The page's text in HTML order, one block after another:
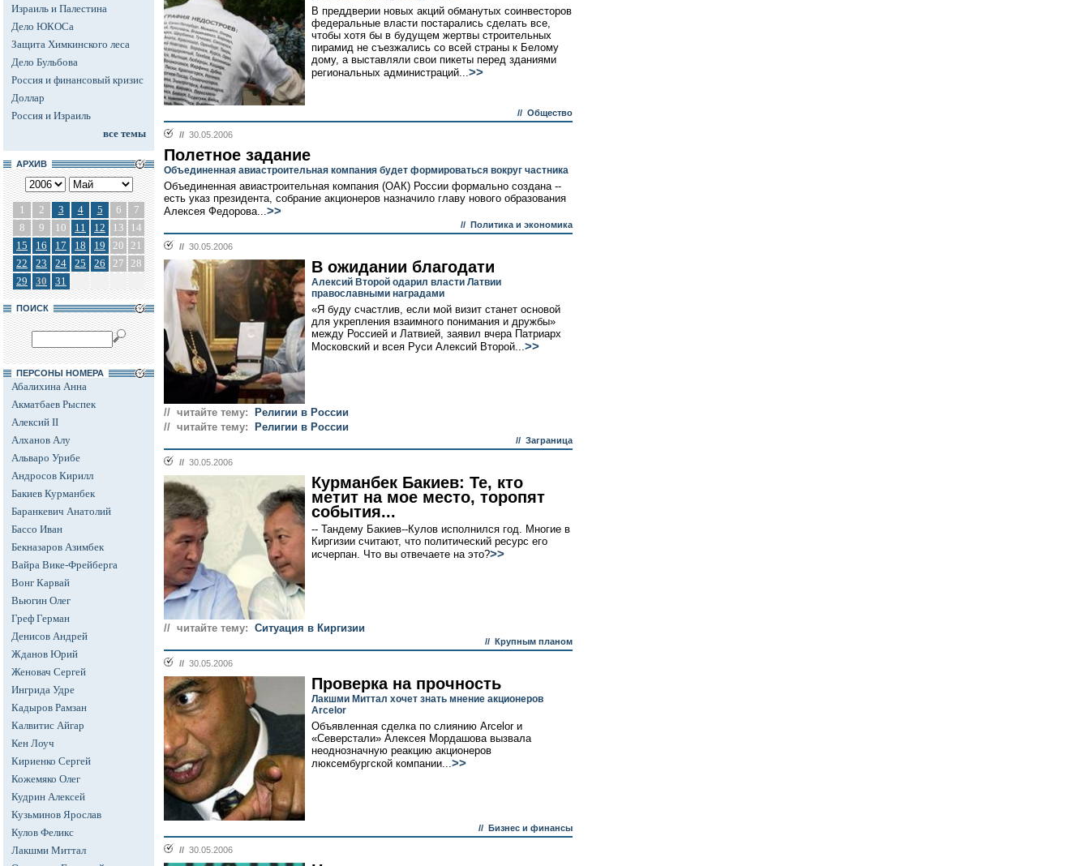
Израиль и Палестина
Дело ЮКОСа
Защита Химкинского леса
Дело Бульбова
Россия и финансовый кризис
Доллар
Россия и Израиль
все темы
АРХИВ
1 2 3 4 5 6
7
8
9 10 11 12 13
14
15
16 17 18 19 20 21
22
23 24 25 26 27 28
29
30 31
ПОИСК
ПЕРСОНЫ НОМЕРА
Абалихина Анна
Акматбаев Рыспек
Алексий II
Алханов Алу
Альваро Урибе
Андросов Кирилл
Бакиев Курманбек
Баранкевич Анатолий
Бассо Иван
Бекназаров Азимбек
Вайра Вике-Фрейберга
Вонг Карвай
Вьюгин Олег
Греф Герман
Денисов Андрей
Жданов Юрий
Женовач Сергей
Ингрида Удре
Кадыров Рамзан
Калвитис Айгар
Кен Лоуч
Кириенко Сергей
Кожемяко Олег
Кудрин Алексей
Кузьминов Ярослав
Кулов Феликс
Лакшми Миттал
В преддверии новых акций обманутых соинвесторов
федеральные власти постарались сделать все,
чтобы хотя бы в будущем жертвы строительных
пирамид не съезжались со всей страны к Белому
дому, а выставляли свои пикеты перед зданиями
региональных администраций...>>
// Общество
// 30.05.2006
Полетное задание
Объединенная авиастроительная компания будет формироваться вокруг частника
Объединенная авиастроительная компания (ОАК) России формально создана --
есть указ президента, собрание акционеров назначило главу нового образования
Алексея Федорова...>>
// Политика и экономика
// 30.05.2006
В ожидании благодати
Алексий Второй одарил власти Латвии
православными наградами
«Я буду счастлив, если мой визит станет основой
для укрепления взаимного понимания и дружбы»
между Россией и Латвией, заявил вчера Патриарх
Московский и всея Руси Алексий Второй...>>
// читайте тему:
Религии в России
// читайте тему:
Религии в России
// Заграница
// 30.05.2006
Курманбек Бакиев: Те, кто
метит на мое место, торопят
события...
-- Тандему Бакиев--Кулов исполнился год. Многие в
Киргизии считают, что политический ресурс его
исчерпан. Что вы отвечаете на это?>>
// читайте тему: Cитуация в Киргизии
// Крупным планом
// 30.05.2006
Проверка на прочность
Лакшми Миттал хочет знать мнение акционеров
Arcelor
Объявленная сделка по слиянию Arcelor и
«Северстали» Алексея Мордашова вызвала
неоднозначную реакцию акционеров
люксембургской компании...>>
// Бизнес и финансы
// 30.05.2006